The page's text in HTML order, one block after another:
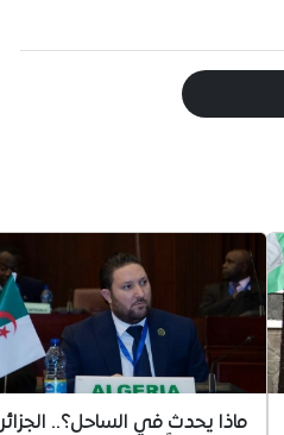
ماذا يحدث في الساحل؟.. الجزائر